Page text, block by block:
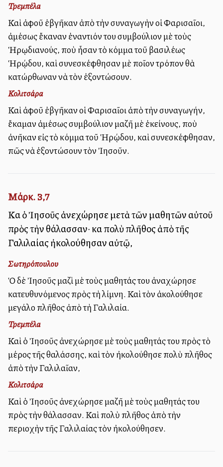
Τρεμπέλα
Καὶ ἀφοῦ ἐβγῆκαν ἀπὸ τὴν συναγωγὴν οἱ Φαρισαῖοι,
ἀμέσως ἔκαναν ἐναντιόν του συμβούλιον μὲ τοὺς
Ἡρῳδιανούς, ποὺ ἦσαν τὸ κόμμα τοῦ βασιλέως
Ἡρῴδου, καὶ συνεσκέφθησαν μὲ ποῖον τρόπον θὰ
κατώρθωναν νὰ τὸν ἐξοντώσουν.
Κολιτσάρα
Καὶ ἀφοῦ ἐβγῆκαν οἱ Φαρισαῖοι ἀπὸ τὴν συναγωγήν,
ἔκαμαν ἀμέσως συμβούλιον μαζῆ μὲ ἐκείνους, ποὺ
ἀνῆκαν εἰς τὸ κόμμα τοῦ Ἡρῴδου, καὶ συνεσκέφθησαν,
πῶς νὰ ἐξοντώσουν τὸν Ἰησοῦν.
Μάρκ. 3,7
Καὶ ὁ Ἰησοῦς ἀνεχώρησε μετὰ τῶν μαθητῶν αὐτοῦ
πρὸς τὴν θάλασσαν· καὶ πολὺ πλῆθος ἀπὸ τῆς
Γαλιλαίας ἠκολούθησαν αὐτῷ,
Σωτηρόπουλου
Ὁ δὲ Ἰησοῦς μαζὶ μὲ τοὺς μαθητάς του ἀναχώρησε
κατευθυνόμενος πρὸς τὴ λίμνη. Καὶ τὸν ἀκολούθησε
μεγάλο πλῆθος ἀπὸ τὴ Γαλιλαία.
Τρεμπέλα
Καὶ ὁ Ἰησοῦς ἀνεχώρησε μὲ τοὺς μαθητάς του πρὸς τὸ
μέρος τῆς θαλάσσης, καὶ τὸν ἠκολούθησε πολὺ πλῆθος
ἀπὸ τὴν Γαλιλαῖαν,
Κολιτσάρα
Καὶ ὁ Ἰησοῦς ἀνεχώρησε μαζῆ μὲ τοὺς μαθητάς του
πρὸς τὴν θάλασσαν. Καὶ πολὺ πλῆθος ἀπὸ τὴν
περιοχὴν τῆς Γαλιλαίας τὸν ἠκολούθησεν.